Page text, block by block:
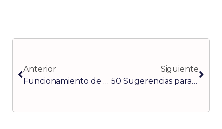
Anterior
Funcionamiento de Buzos Hidráulicos (parte 1)
Siguiente
50 Sugerencias para mejorar el servicio al cliente (parte 3)